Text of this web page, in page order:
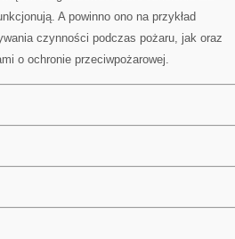
A powinno ono na przykład
czynności podczas pożaru, jak oraz
o ochronie przeciwpożarowej.